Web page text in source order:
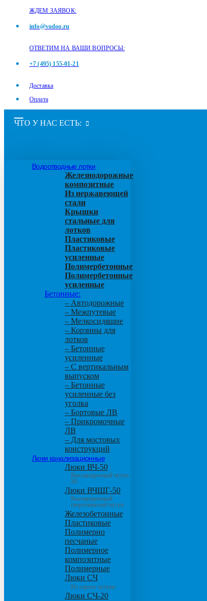
ЖДЕМ ЗАЯВОК:
info@vodoo.ru
ОТВЕТИМ НА ВАШИ ВОПРОСЫ:
+7 (495) 155-01-21
Доставка
Оплата
ЧТО У НАС ЕСТЬ:
Водоотводные лотки
Железнодорожные
композитные
Из нержавеющей
стали
Крышки
стальные для
лотков
Пластиковые
Пластиковые
усиленные
Полимербетонные
Полимербетонные
усиленные
Бетонные:
– Автодорожные
– Межпутевые
– Мелкосидящие
– Корзины для
лотков
– Бетонные
усиленные
– С вертикальным
выпуском
– Бетонные
усиленные без
уголка
– Бортовые ЛВ
– Прикромочные
ЛВ
– Для мостовых
конструкций
Люки канализационные
Люки ВЧ-50
Высокопрочный чугун
50
Люки ВЧШГ-50
Высокопрочный
сверхтяжелый чугун
Железобетонные
Пластиковые
Полимерно
песчаные
Полимерное
композитные
Полимерные
Люки СЧ
Из серого чугуна
Люки СЧ-20